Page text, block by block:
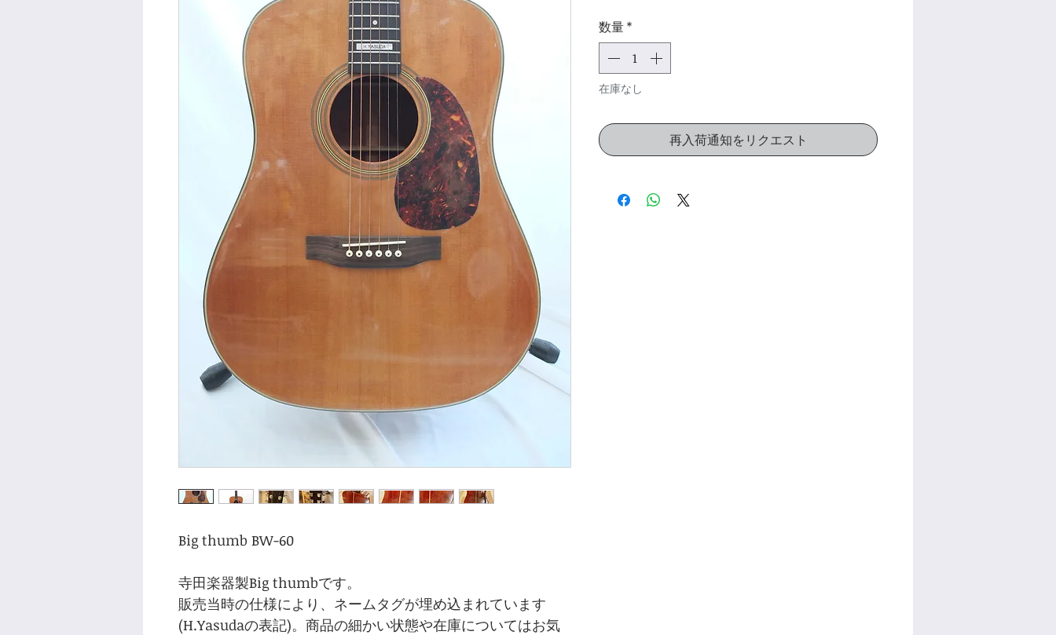
Big thumb BW-60
寺田楽器製Big thumbです。
販売当時の仕様により、ネームタグが埋め込まれています
(H.Yasudaの表記)。商品の細かい状態や在庫についてはお気
数量*
在庫なし
再入荷通知をリクエスト